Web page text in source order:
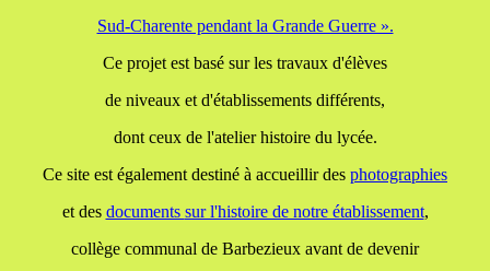
Sud-Charente pendant la Grande Guerre ».
Ce projet est basé sur les travaux d'élèves
de niveaux et d'établissements différents,
dont ceux de l'atelier histoire du lycée.
Ce site est également destiné à accueillir des photographies
et des documents sur l'histoire de notre établissement,
collège communal de Barbezieux avant de devenir